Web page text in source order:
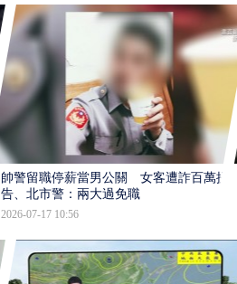
帥警留職停薪當男公關 女客遭詐百萬提
告、北市警：兩大過免職
2026-07-17 10:56